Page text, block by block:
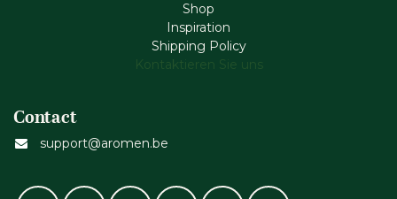
Shop
Inspiration
Shipping Policy
Kontaktieren Sie uns
Contact
support@aromen.be